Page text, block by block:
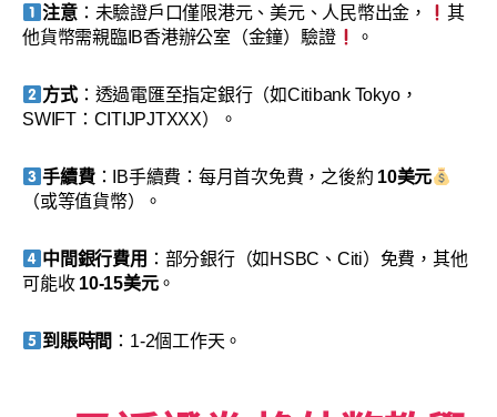
注意：未驗證戶口僅限港元、美元、人民幣出金，
其
他貨幣需親臨IB香港辦公室（金鐘）驗證
。
方式：透過電匯至指定銀行（如Citibank Tokyo，
SWIFT：CITIJPJTXXX）。
手續費：IB手續費：每月首次免費，之後約 10美元
（或等值貨幣）。
中間銀行費用 ：部分銀行（如HSBC、Citi）免費，其他
可能收 10-15美元。
到賬時間 ：1-2個工作天。